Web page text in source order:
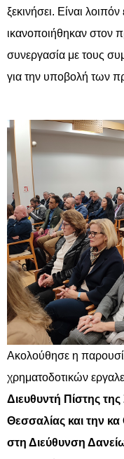
ξεκινήσει. Είναι
ικανοποιήθηκαν στον
συνεργασία με τους
για την υποβολή των
Ακολούθησε η
χρηματοδοτικών
Διευθυντή Πίστης
Θεσσαλίας και την
στη Διεύθυνση